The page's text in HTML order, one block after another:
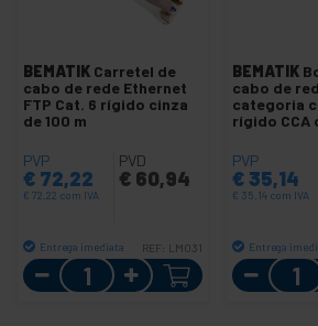
BEMATIK Carretel de
cabo de rede Ethernet
FTP Cat. 6 rígido cinza
de 100 m
PVP
€ 72,22
€ 72,22 com IVA
PVD
€60,94
Entrega imediata REF: LM031
Quantidade
BEMATIK
cabo de
categoria
rígido CCA
PVP
€ 35,14
€ 35,14 com IVA
Entrega